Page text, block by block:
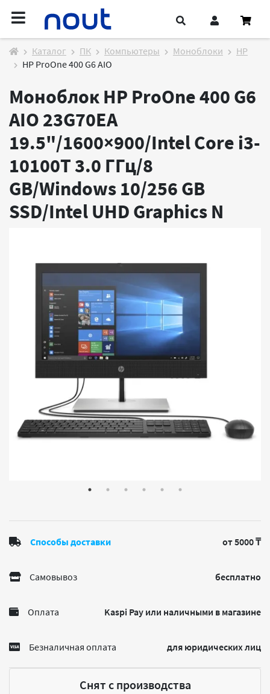
Каталог ПК Компьютеры Моноблоки
HP
HP ProOne 400 G6 AIO
Моноблок HP ProOne 400 G6
AIO 23G70EA
19.5"/1600×900/Intel Core i3-
10100T 3.0 ГГц/8
GB/Windows 10/256 GB
SSD/Intel UHD Graphics N
Способы доставки от 5000 ₸
Самовывоз бесплатно
Оплата Kaspi Pay или наличными в магазине
Безналичная оплата для юридических лиц
Снят с производства